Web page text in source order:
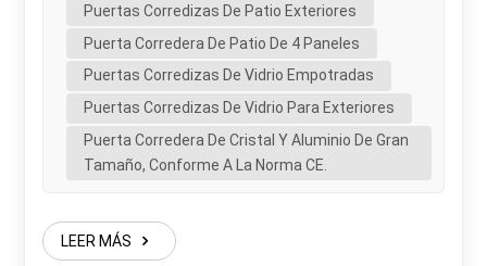
corredera de marco delgado adecuada implica un
equilibrio entre visión estética y rendimiento técnico
riguroso. 1. El poder de la línea de mira de 20 mmEl
"minimalista" es la línea de visión del enclavamiento.
Mientras que las puertas correderas de aluminio
estándar suelen tener marcos voluminosos de 50 mm
visión de 20 mm. Por qué es importante: Con tan solo
20 mm (menos que el ancho de un pulgar estándar), el
Puertas Corredizas De Patio Exteriores
Puerta Corredera De Patio De 4 Paneles
Puertas Corredizas De Vidrio Empotradas
Puertas Corredizas De Vidrio Para Exteriores
Puerta Corredera De Cristal Y Aluminio De Gran
Tamaño, Conforme A La Norma CE.
LEER MÁS